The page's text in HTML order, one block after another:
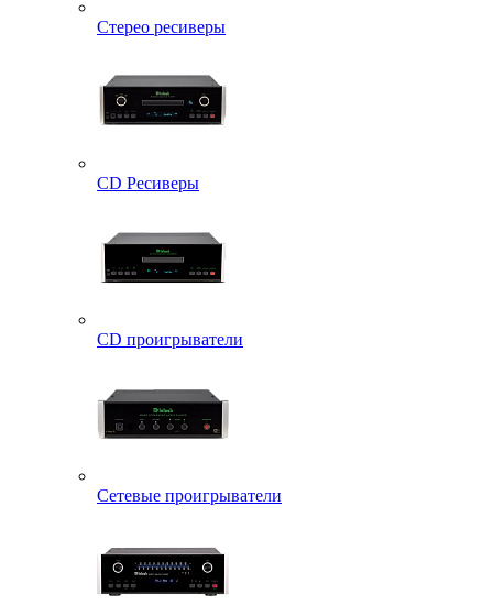
Стерео ресиверы
CD Ресиверы
CD проигрыватели
Сетевые проигрыватели